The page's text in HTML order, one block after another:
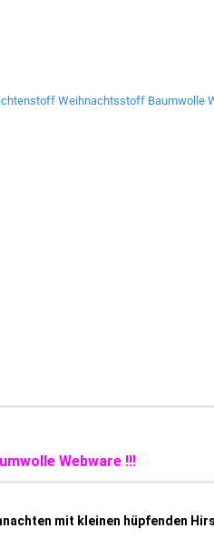
Webware !!!
mit kleinen hüpfenden